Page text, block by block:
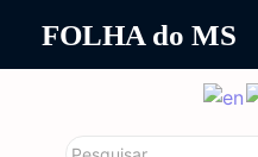
FOLHA do MS